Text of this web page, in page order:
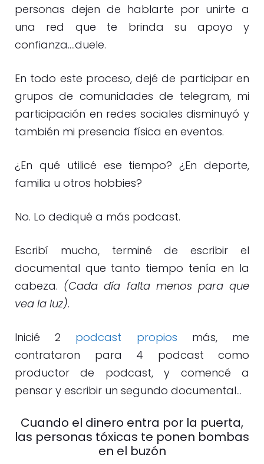
personas dejen de hablarte por unirte a
una red que te brinda su apoyo y
confianza….duele.
En todo este proceso, dejé de participar en
grupos de comunidades de telegram, mi
participación en redes sociales disminuyó y
también mi presencia física en eventos.
¿En qué utilicé ese tiempo? ¿En deporte,
familia u otros hobbies?
No. Lo dediqué a más podcast.
Escribí mucho, terminé de escribir el
documental que tanto tiempo tenía en la
cabeza. (Cada día falta menos para que
vea la luz).
Inicié 2 podcast propios más, me
contrataron para 4 podcast como
productor de podcast, y comencé a
pensar y escribir un segundo documental…
Cuando el dinero entra por la puerta,
las personas tóxicas te ponen bombas
en el buzón